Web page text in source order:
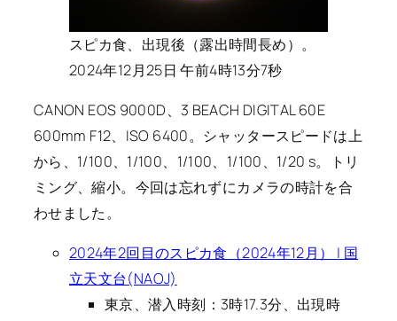
スピカ食、出現後（露出時間長め）。
2024年12月25日 午前4時13分7秒
CANON EOS 9000D、3 BEACH DIGITAL 60E
600mm F12、ISO 6400。シャッタースピードは上
から、1/100、1/100、1/100、1/100、1/20 s。トリ
ミング、縮小。今回は忘れずにカメラの時計を合
わせました。
2024年2回目のスピカ食（2024年12月） | 国
立天文台(NAOJ)
東京、潜入時刻：3時17.3分、出現時